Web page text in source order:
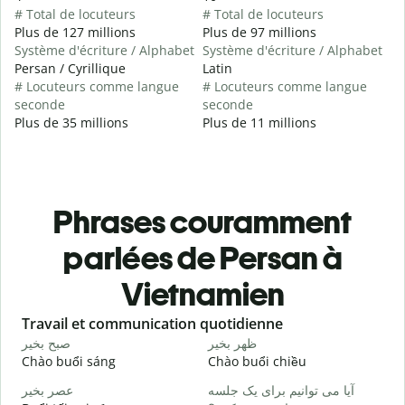
# Total de locuteurs
Plus de 127 millions
Système d'écriture / Alphabet
Persan / Cyrillique
# Locuteurs comme langue
seconde
Plus de 35 millions
# Total de locuteurs
Plus de 97 millions
Système d'écriture / Alphabet
Latin
# Locuteurs comme langue
seconde
Plus de 11 millions
Phrases couramment
parlées de Persan à
Vietnamien
Slide 1 of 6
Travail et communication quotidienne
صبح بخیر
Chào buổi sáng
ظهر بخیر
Chào buổi chiều
عصر بخیر
آیا می توانیم برای یک جلسه